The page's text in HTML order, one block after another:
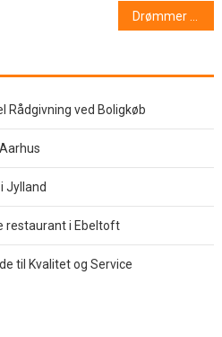
Rådgivning ved Boligkøb
Jylland
restaurant i Ebeltoft
til Kvalitet og Service